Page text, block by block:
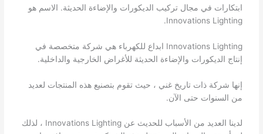
ابتكارات في مجال تركيب الديكورات والإضاءة الحديثة. الاسم هو
Innovations Lighting.
Innovations Lighting ابداع للكهرباء هي شركة متخصصة في
إنتاج الديكورات والإضاءة الحديثة للأغراض الخارجية والداخلية.
إنها شركة ذات تاريخ غني ، حيث تقوم بتصنيع هذه المنتجات لعديد
من السنوات حتى الآن.
لدينا العديد من الأسباب للحديث عن Innovations Lighting ، لذلك